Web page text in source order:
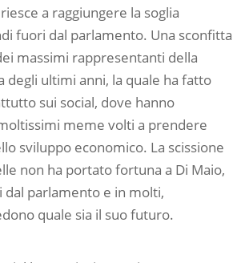
a raggiungere la soglia
fuori dal parlamento. Una sconfitta
massimi rappresentanti della
degli ultimi anni, la quale ha fatto
sui social, dove hanno
meme volti a prendere
sviluppo economico. La scissione
non ha portato fortuna a Di Maio,
dal parlamento e in molti,
quale sia il suo futuro.